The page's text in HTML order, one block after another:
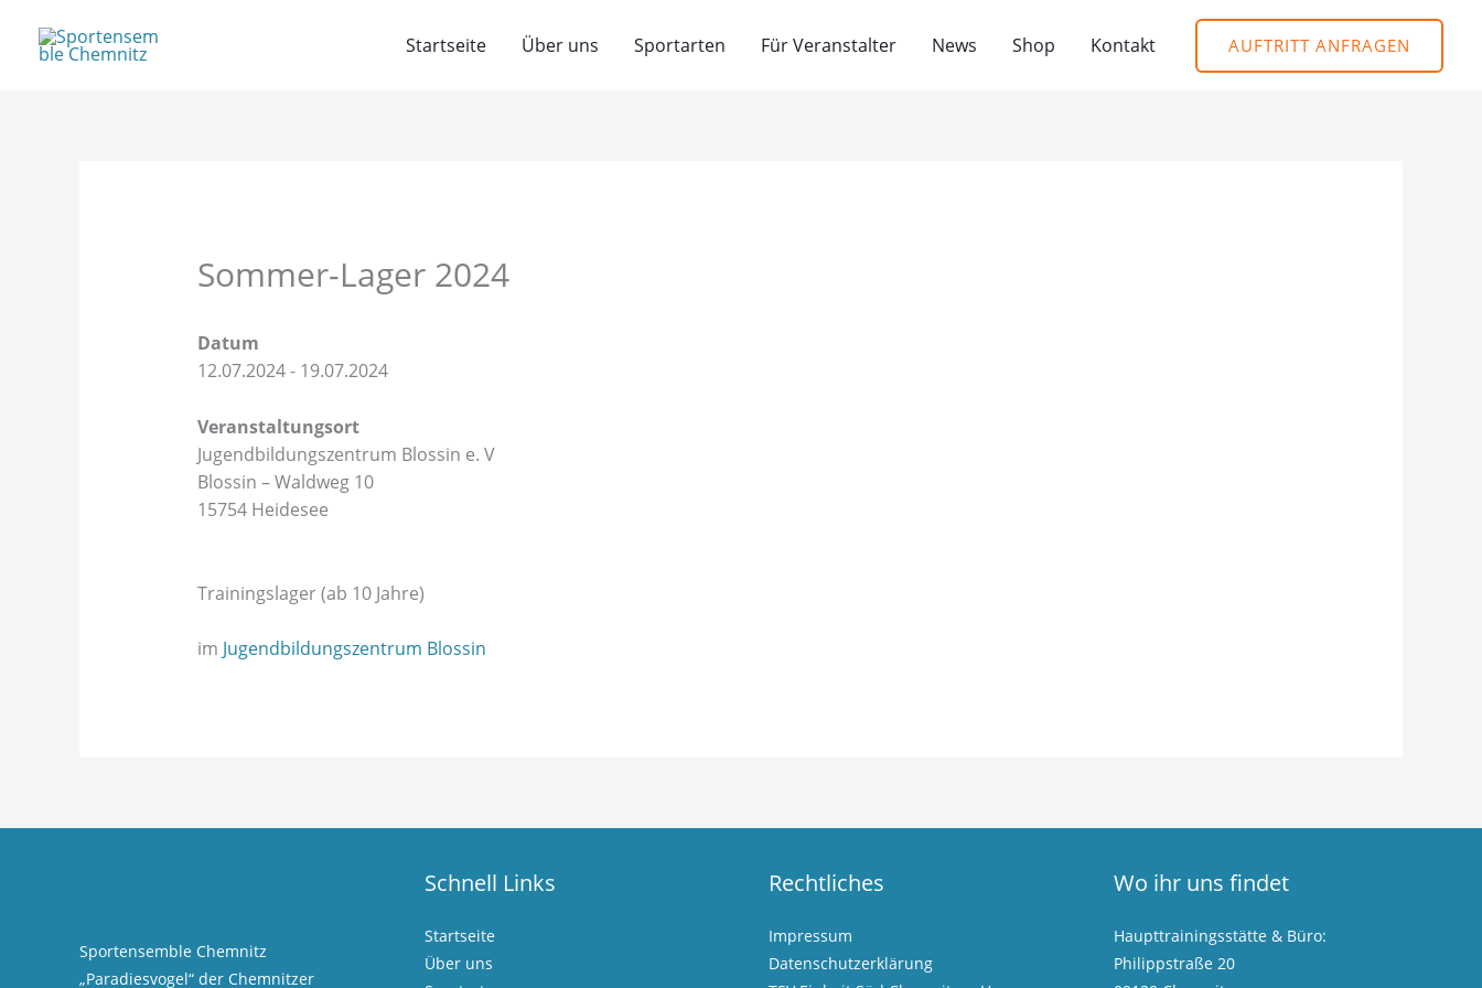
Inhalt
springen
Startseite Über uns Sportarten Für Veranstalter News Shop Kontakt AUFTRITT ANFRAGEN
Sommer-Lager 2024
Datum
12.07.2024 - 19.07.2024
Veranstaltungsort
Jugendbildungszentrum Blossin e. V
Blossin – Waldweg 10
15754 Heidesee
Trainingslager (ab 10 Jahre)
im Jugendbildungszentrum Blossin
Sportensemble Chemnitz
„Paradiesvogel“ der Chemnitzer
Schnell Links
Startseite
Über uns
Rechtliches
Impressum
Datenschutzerklärung
Wo ihr uns findet
Haupttrainingsstätte & Büro:
Philippstraße 20